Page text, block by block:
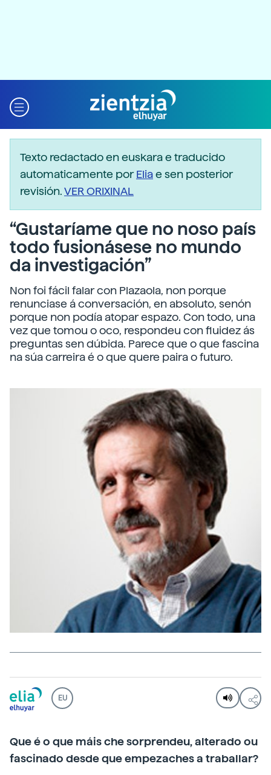
Texto redactado en euskara e traducido
automaticamente porEliae sen posterior
revisión.VER ORIXINAL
“Gustaríame que no noso país
todo fusionásese no mundo
da investigación”
Non foi fácil falar con Plazaola, non porque
renunciase á conversación, en absoluto, senón
porque non podía atopar espazo. Con todo, una
vez que tomou o oco, respondeu con fluidez ás
preguntas sen dúbida. Parece que o que fascina
na súa carreira é o que quere paira o futuro.
EU
Que é o que máis che sorprendeu, alterado ou
fascinado desde que empezaches a traballar?